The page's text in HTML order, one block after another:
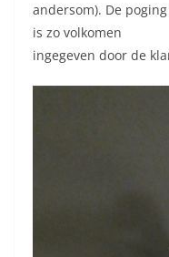
andersom). De
is zo volkomen
ingegeven door de